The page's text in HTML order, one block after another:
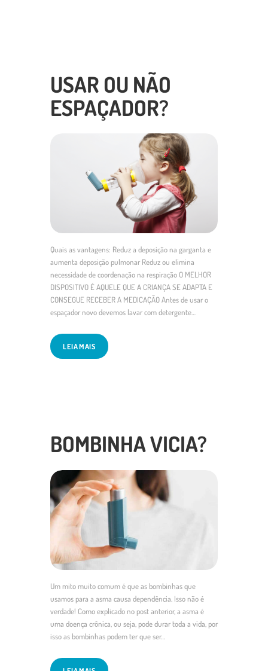
USAR OU NÃO
ESPAÇADOR?
Quais as vantagens: Reduz a deposição na garganta e
aumenta deposição pulmonar Reduz ou elimina
necessidade de coordenação na respiração O MELHOR
DISPOSITIVO É AQUELE QUE A CRIANÇA SE ADAPTA E
CONSEGUE RECEBER A MEDICAÇÃO Antes de usar o
espaçador novo devemos lavar com detergente…
LEIA MAIS
BOMBINHA VICIA?
Um mito muito comum é que as bombinhas que
usamos para a asma causa dependência. Isso não é
verdade! Como explicado no post anterior, a asma é
uma doença crônica, ou seja, pode durar toda a vida, por
isso as bombinhas podem ter que ser…